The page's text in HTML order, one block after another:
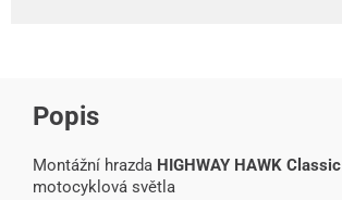
Popis
Montážní hrazda HIGHWAY HAWK Classic
motocyklová světla